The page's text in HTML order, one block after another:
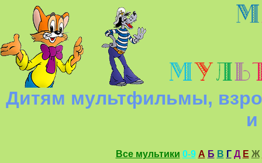
Дитям мультфильмы,
и
Все мультики 0-9 А Б В Г Д Е Ж